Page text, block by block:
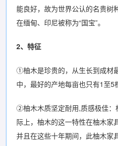
能良好，故为世界公认的名贵树
在缅甸、印尼被称为“国宝”。
2、特征
①柚木是珍贵的，从生长到成材
中，最好的产地每亩也只有1至5
②柚木木质坚定耐用,质感极佳：
际上，柚木的这一特性在柚木家
并且在这些十年期间，此柚木家